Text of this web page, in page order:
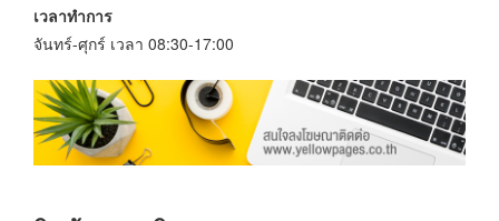
เวลาทำการ
จันทร์-ศุกร์ เวลา 08:30-17:00